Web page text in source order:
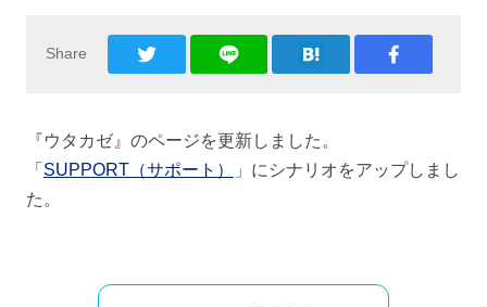
Share
『ウタカゼ』のページを更新しました。
「 SUPPORT（サポート）
」にシナリオをアップしまし
た。